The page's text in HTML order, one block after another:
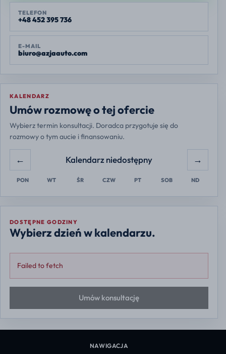
TELEFON
+48 452 395 736
E-MAIL
biuro@azjaauto.com
KALENDARZ
Umów rozmowę o tej ofercie
Wybierz termin konsultacji. Doradca przygotuje się do
rozmowy o tym aucie i finansowaniu.
Europe/Warsaw
← Kalendarz niedostępny →
PON WT ŚR CZW PT SOB ND
DOSTĘPNE GODZINY
Wybierz dzień w kalendarzu.
Failed to fetch
Umów konsultację
NAWIGACJA